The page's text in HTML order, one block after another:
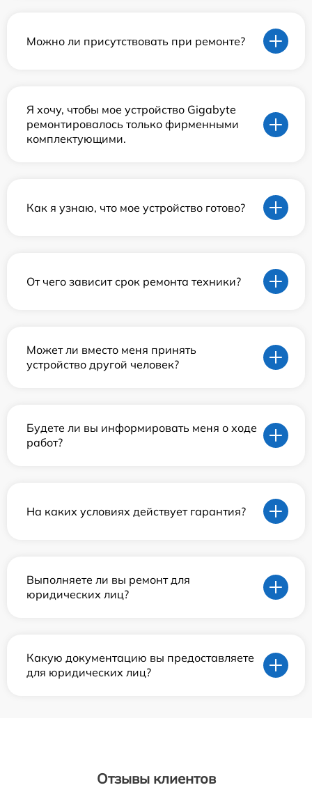
Можно ли присутствовать при ремонте?
Я хочу, чтобы мое устройство Gigabyte
ремонтировалось только фирменными
комплектующими.
Как я узнаю, что мое устройство готово?
От чего зависит срок ремонта техники?
Может ли вместо меня принять
устройство другой человек?
Будете ли вы информировать меня о ходе
работ?
На каких условиях действует гарантия?
Выполняете ли вы ремонт для
юридических лиц?
Какую документацию вы предоставляете
для юридических лиц?
Отзывы клиентов